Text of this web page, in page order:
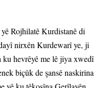
Rojhilatê Kurdistanê di
nirxên Kurdewarî ye, ji
hevrêyê me lê jiya xwedî
biçûk de şansê naskirina